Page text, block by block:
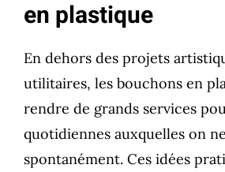
en plastique
En dehors des projets
utilitaires, les bouchons en
rendre de grands services
quotidiennes auxquelles on
spontanément. Ces idées